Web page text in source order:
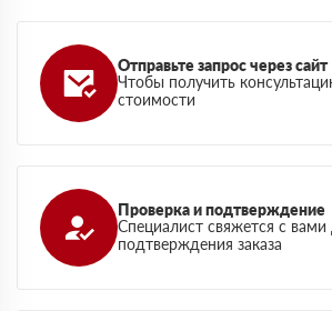
Отправьте запрос через сайт
Чтобы получить
стоимости
Проверка и подтверждение
Специалист свяжется с вами
подтверждения заказа